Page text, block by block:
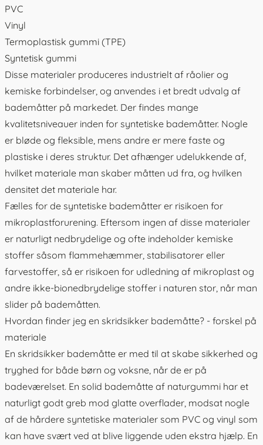
PVC
Vinyl
Termoplastisk gummi (TPE)
Syntetisk gummi
Disse materialer produceres industrielt af råolier og
kemiske forbindelser, og anvendes i et bredt udvalg af
bademåtter på markedet. Der findes mange
kvalitetsniveauer inden for syntetiske bademåtter. Nogle
er bløde og fleksible, mens andre er mere faste og
plastiske i deres struktur. Det afhænger udelukkende af,
hvilket materiale man skaber måtten ud fra, og hvilken
densitet det materiale har.
Fælles for de syntetiske bademåtter er risikoen for
mikroplastforurening. Eftersom ingen af disse materialer
er naturligt nedbrydelige og ofte indeholder kemiske
stoffer såsom flammehæmmer, stabilisatorer eller
farvestoffer, så er risikoen for udledning af mikroplast og
andre ikke-bionedbrydelige stoffer i naturen stor, når man
slider på bademåtten.
Hvordan finder jeg en skridsikker bademåtte? - forskel på
materiale
En skridsikker bademåtte er med til at skabe sikkerhed og
tryghed for både børn og voksne, når de er på
badeværelset. En solid bademåtte af naturgummi har et
naturligt godt greb mod glatte overflader, modsat nogle
af de hårdere syntetiske materialer som PVC og vinyl som
kan have svært ved at blive liggende uden ekstra hjælp. En